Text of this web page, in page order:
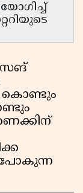
കൊണ്ടും
പോകുന്ന